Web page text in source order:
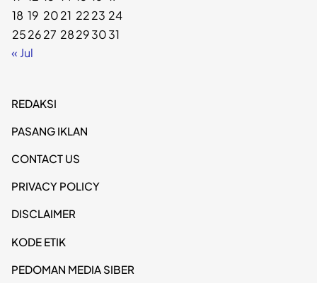
18 19 2021 2223 24
252627 28293031
« Jul
REDAKSI
PASANG IKLAN
CONTACT US
PRIVACY POLICY
DISCLAIMER
KODE ETIK
PEDOMAN MEDIA SIBER